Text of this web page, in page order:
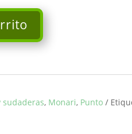
sudaderas, Monari, Punto